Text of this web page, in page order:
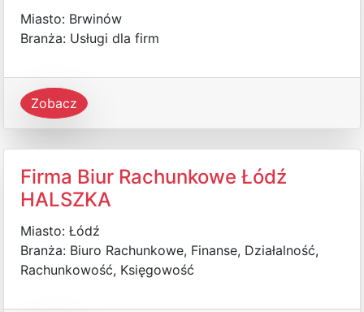
Miasto: Brwinów
Branża: Usługi dla firm
Zobacz
Firma Biur Rachunkowe Łódź
HALSZKA
Miasto: Łódź
Branża: Biuro Rachunkowe, Finanse, Działalność,
Rachunkowość, Księgowość